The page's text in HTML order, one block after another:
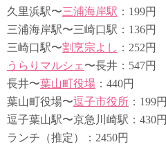
久里浜駅〜三浦海岸駅 ：199円
三浦海岸駅〜三崎口駅：136円
三崎口駅〜割烹宗よし ：252円
うらりマルシェ 〜長井：547円
長井〜葉山町役場 ：440円
葉山町役場〜逗子市役所 ：199円
逗子葉山駅〜京急川崎駅：430円
ランチ（推定）：2450円